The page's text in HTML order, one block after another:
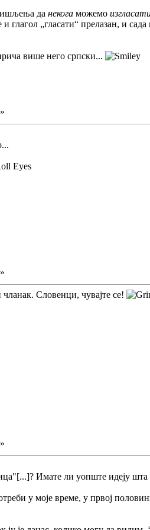
да некога можемо
и глагол „гласати“ прелазан, и
више него српски...
Словенци, чувајте се!
Имате ли уопште идеју
у моје време, у првој